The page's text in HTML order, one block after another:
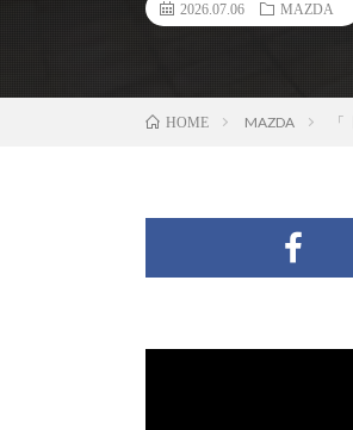
2026.07.06 MAZDA
HOME MAZDA